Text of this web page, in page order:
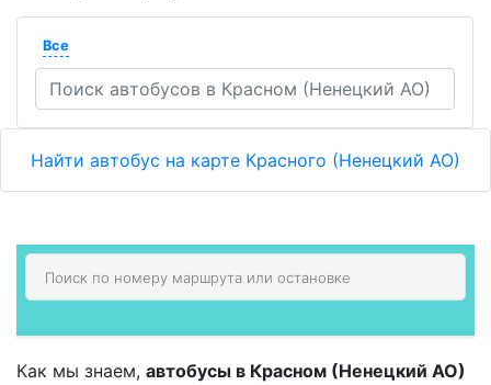
Все
Найти автобус на карте Красного (Ненецкий АО)
Как мы знаем, автобусы в Красном (Ненецкий АО)